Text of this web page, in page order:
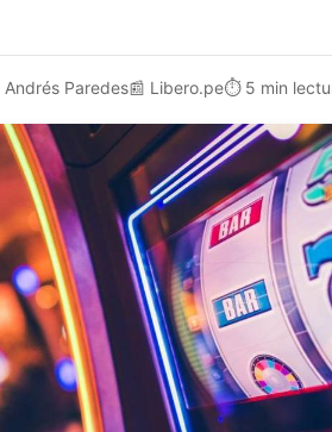
Andrés Paredes📰 Libero.pe⏱️ 5 min